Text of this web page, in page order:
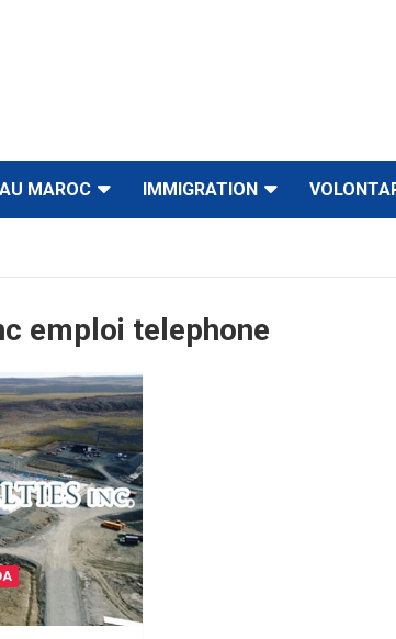
MAROC IMMIGRATION
emploi telephone